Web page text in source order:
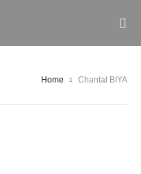
Home Chantal BIYA